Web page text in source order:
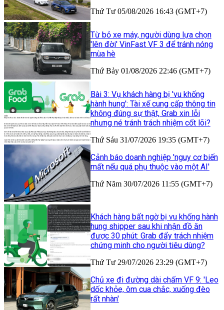
Thứ Tư 05/08/2026 16:43 (GMT+7)
Từ bỏ xe máy, người dùng lựa chọn
'lên đời' VinFast VF 3 để tránh nóng
mùa hè
Thứ Bảy 01/08/2026 22:46 (GMT+7)
Bài 3: Vụ khách hàng bị 'vu khống
hành hung': Tài xế cung cấp thông tin
không đúng sự thật, Grab xin lỗi
nhưng né tránh trách nhiệm cốt lõi?
Thứ Sáu 31/07/2026 19:35 (GMT+7)
Cảnh báo doanh nghiệp 'nguy cơ biến
mất nếu quá phụ thuộc vào một AI'
Thứ Năm 30/07/2026 11:55 (GMT+7)
Khách hàng bất ngờ bị vu khống hành
hung shipper sau khi nhận đồ ăn
được 30 phút: Grab đẩy trách nhiệm
chứng minh cho người tiêu dùng?
Thứ Tư 29/07/2026 23:29 (GMT+7)
Chủ xe đi đường dài chấm VF 9: 'Leo
dốc khỏe, ôm cua chắc, xuống đèo
rất nhàn'